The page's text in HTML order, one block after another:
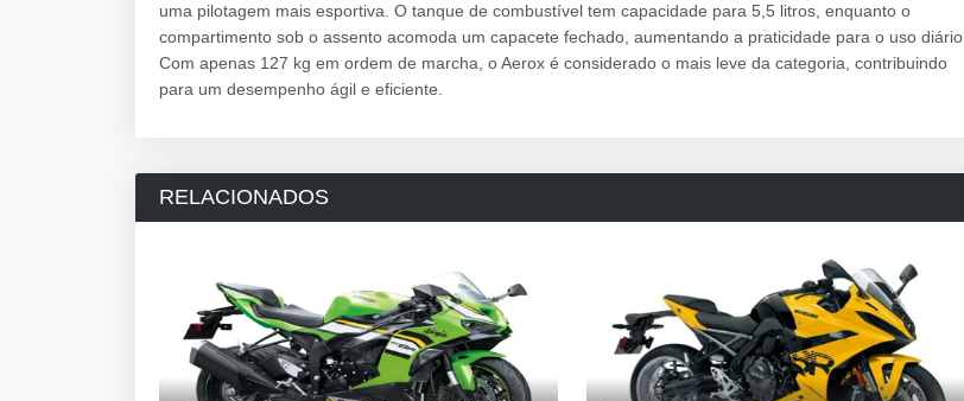
uma pilotagem mais esportiva. O tanque de combustível tem capacidade para 5,5 litros, enquanto o
compartimento sob o assento acomoda um capacete fechado, aumentando a praticidade para o uso diário.
Com apenas 127 kg em ordem de marcha, o Aerox é considerado o mais leve da categoria, contribuindo
para um desempenho ágil e eficiente.
RELACIONADOS